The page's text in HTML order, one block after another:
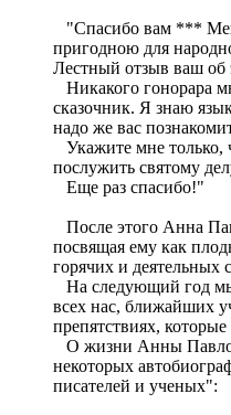
"Спасибо вам ***
пригодною для
Лестный отзыв ваш об
Никакого гонорара
сказочник. Я знаю
надо же вас
Укажите мне только,
послужить святому
Еще раз спасибо!"
После этого Анна
посвящая ему как
горячих и деятельных
На следующий год мы
всех нас, ближайших
препятствиях,
О жизни Анны
некоторых
писателей и ученых":